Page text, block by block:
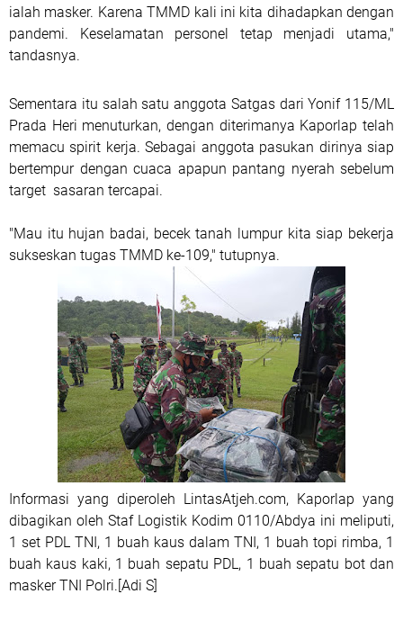
ialah masker. Karena TMMD kali ini kita dihadapkan dengan
pandemi. Keselamatan personel tetap menjadi utama,"
tandasnya.
Sementara itu salah satu anggota Satgas dari Yonif 115/ML
Prada Heri menuturkan, dengan diterimanya Kaporlap telah
memacu spirit kerja. Sebagai anggota pasukan dirinya siap
bertempur dengan cuaca apapun pantang nyerah sebelum
target sasaran tercapai.
"Mau itu hujan badai, becek tanah lumpur kita siap bekerja
sukseskan tugas TMMD ke-109," tutupnya.
Informasi yang diperoleh LintasAtjeh.com, Kaporlap yang
dibagikan oleh Staf Logistik Kodim 0110/Abdya ini meliputi,
1 set PDL TNI, 1 buah kaus dalam TNI, 1 buah topi rimba, 1
buah kaus kaki, 1 buah sepatu PDL, 1 buah sepatu bot dan
masker TNI Polri.[Adi S]